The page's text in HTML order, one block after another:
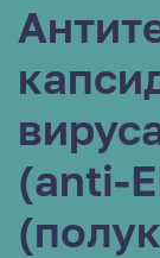
(anti-